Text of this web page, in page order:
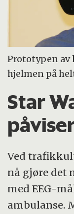
Prototypen av
hjelmen på
Star
Ved
nå gjøre det
med EEG-
ambulanse.